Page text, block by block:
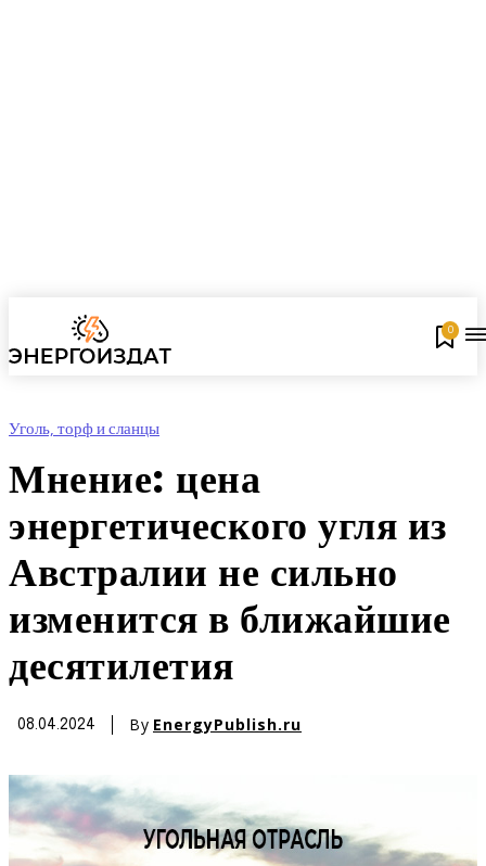
0
Уголь, торф и сланцы
Мнение: цена
энергетического угля из
Австралии не сильно
изменится в ближайшие
десятилетия
08.04.2024 By EnergyPublish.ru